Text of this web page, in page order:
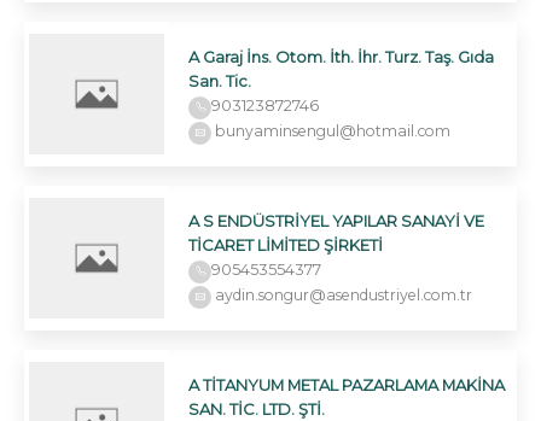
A Garaj İns. Otom. İth. İhr. Turz. Taş. Gıda
San. Tic.
903123872746
bunyaminsengul@hotmail.com
A S ENDÜSTRİYEL YAPILAR SANAYİ VE
TİCARET LİMİTED ŞİRKETİ
905453554377
aydin.songur@asendustriyel.com.tr
A TİTANYUM METAL PAZARLAMA MAKİNA
SAN. TİC. LTD. ŞTİ.